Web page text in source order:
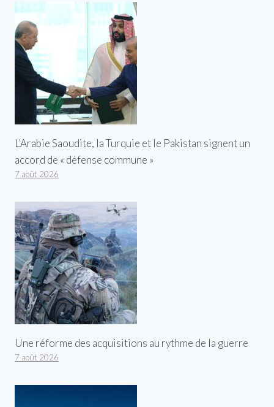
L’Arabie Saoudite, la Turquie et le Pakistan signent un
accord de « défense commune »
7 août 2026
Une réforme des acquisitions au rythme de la guerre
7 août 2026